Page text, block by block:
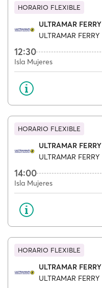
HORARIO FLEXIBLE
ULTRAMAR FERRY
ULTRAMAR FERRY
12:30
Isla Mujeres
HORARIO FLEXIBLE
ULTRAMAR FERRY
ULTRAMAR FERRY
14:00
Isla Mujeres
HORARIO FLEXIBLE
ULTRAMAR FERRY
ULTRAMAR FERRY